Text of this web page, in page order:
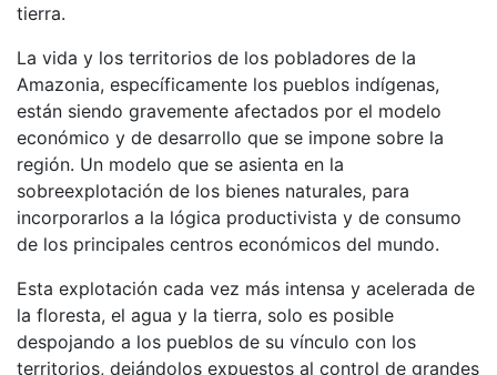
tierra.
La vida y los territorios de los pobladores de la
Amazonia, específicamente los pueblos indígenas,
están siendo gravemente afectados por el modelo
económico y de desarrollo que se impone sobre la
región. Un modelo que se asienta en la
sobreexplotación de los bienes naturales, para
incorporarlos a la lógica productivista y de consumo
de los principales centros económicos del mundo.
Esta explotación cada vez más intensa y acelerada de
la floresta, el agua y la tierra, solo es posible
despojando a los pueblos de su vínculo con los
territorios, dejándolos expuestos al control de grandes